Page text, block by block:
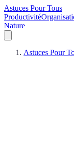
Astuces Pour Tous
Productivité
Nature
Astuces Pour